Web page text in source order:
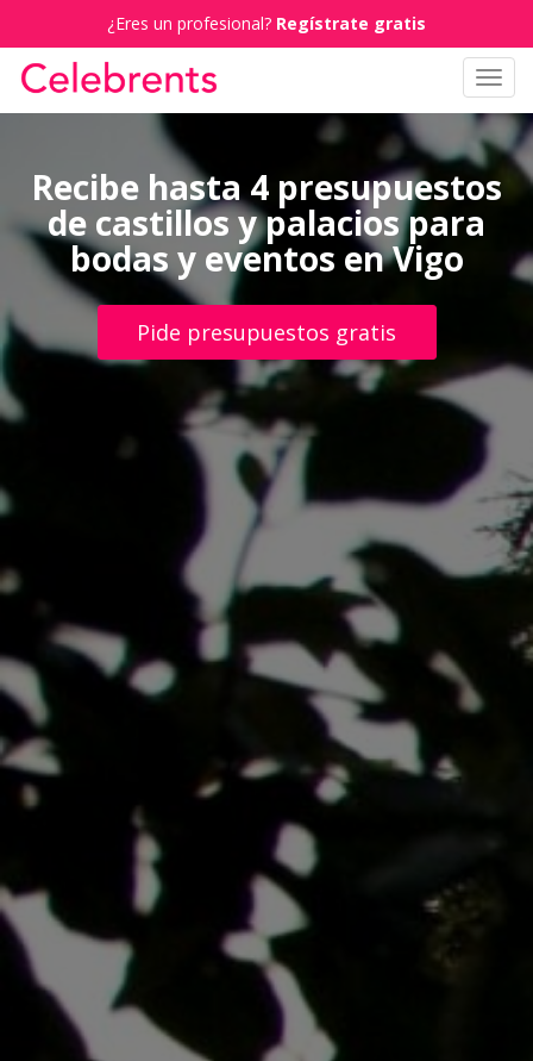
¿Eres un profesional? Regístrate gratis
Recibe hasta 4 presupuestos
de castillos y palacios para
bodas y eventos en Vigo
Pide presupuestos gratis